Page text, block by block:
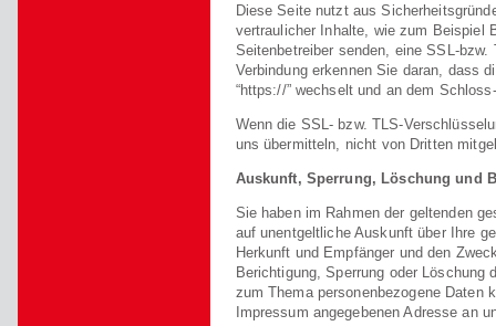
Diese Seite nutzt aus
vertraulicher Inhalte, wie zum Beispiel
Seitenbetreiber senden, eine SSL-
Verbindung erkennen Sie daran, dass
“https://” wechselt und an dem
Wenn die SSL- bzw. TLS-
uns übermitteln, nicht von Dritten
Auskunft, Sperrung, Löschung und
Sie haben im Rahmen der geltenden
auf unentgeltliche Auskunft über Ihre
Herkunft und Empfänger und den
Berichtigung, Sperrung oder Löschung
zum Thema personenbezogene Daten
Impressum angegebenen Adresse an